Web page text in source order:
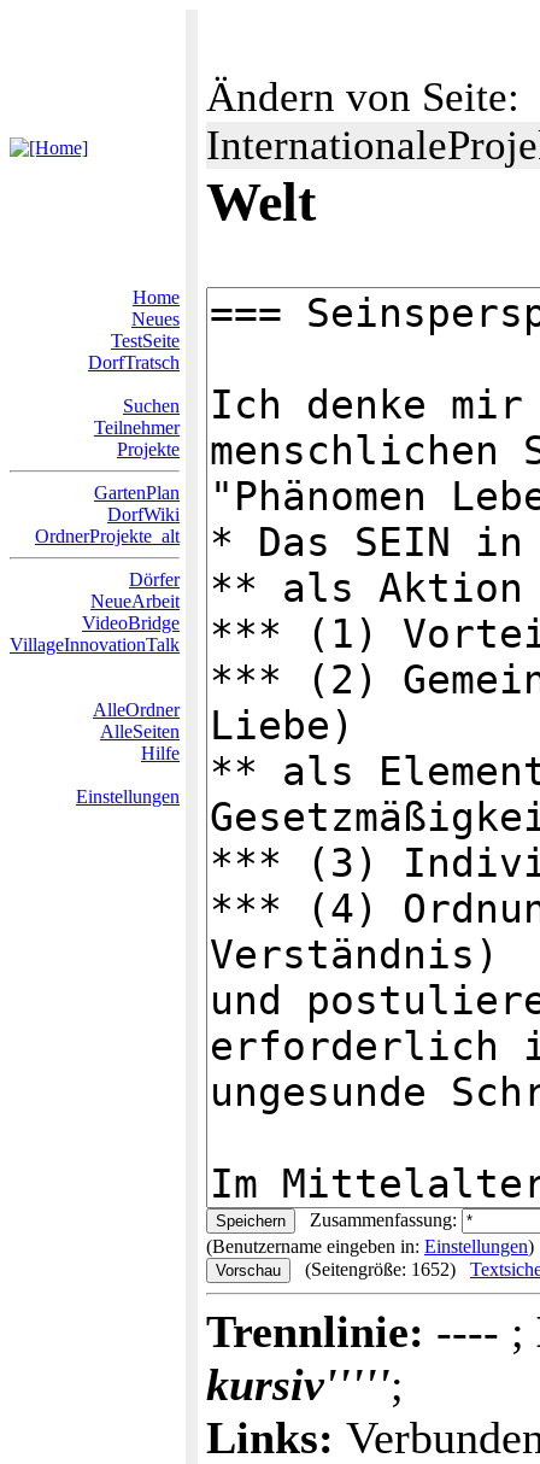
Ändern von Seite:
Welt
Home
Neues
TestSeite
DorfTratsch
Suchen
Teilnehmer
Projekte
GartenPlan
DorfWiki
OrdnerProjekte_alt
Dörfer
NeueArbeit
VideoBridge
VillageInnovationTalk
AlleOrdner
AlleSeiten
Hilfe
Einstellungen
Zusammenfassung:
(Benutzername eingeben in: Einstellungen)
(Seitengröße: 1652)
Trennlinie: ---- ;
kursiv''''';
Links: